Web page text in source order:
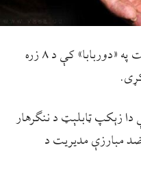
کورنیو چارو وزارت د ننګرهار ولایت په «دوربابا» کې د ۸ زره
زېکپ ټابلېټ د ننګرهار
مبارزې مدیریت د